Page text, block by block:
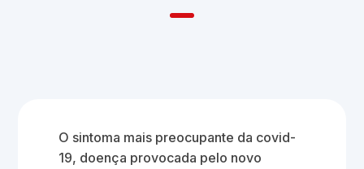
O sintoma mais preocupante da covid-
19, doença provocada pelo novo